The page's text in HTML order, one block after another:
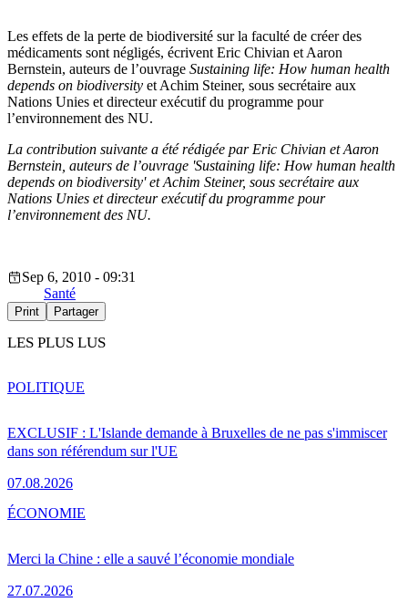
Les effets de la perte de biodiversité sur la faculté de créer des
médicaments sont négligés, écrivent Eric Chivian et Aaron
Bernstein, auteurs de l’ouvrage Sustaining life: How human health
depends on biodiversity et Achim Steiner, sous secrétaire aux
Nations Unies et directeur exécutif du programme pour
l’environnement des NU.
La contribution suivante a été rédigée par Eric Chivian et Aaron
Bernstein, auteurs de l’ouvrage 'Sustaining life: How human health
depends on biodiversity' et Achim Steiner, sous secrétaire aux
Nations Unies et directeur exécutif du programme pour
l’environnement des NU.
Sep 6, 2010 - 09:31
Santé
Print Partager
LES PLUS LUS
EXCLUSIF : L'Islande demande à Bruxelles de ne pas s'immiscer
dans son référendum sur l'UE
07.08.2026
POLITIQUE
Merci la Chine : elle a sauvé l’économie mondiale
27.07.2026
ÉCONOMIE